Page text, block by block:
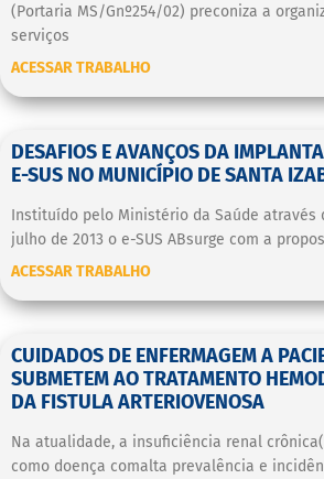
(Portaria MS/Gnº254/02) preconiza a
serviços
ACESSAR TRABALHO
DESAFIOS E AVANÇOS DA
E-SUS NO MUNICÍPIO DE SANTA
Instituído pelo Ministério da Saúde através
julho de 2013 o e-SUS ABsurge com a
ACESSAR TRABALHO
CUIDADOS DE ENFERMAGEM A
SUBMETEM AO TRATAMENTO
DA FISTULA ARTERIOVENOSA
Na atualidade, a insuficiência renal
como doença comalta prevalência e